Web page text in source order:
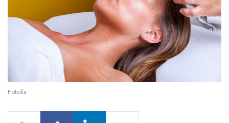
Fotolia